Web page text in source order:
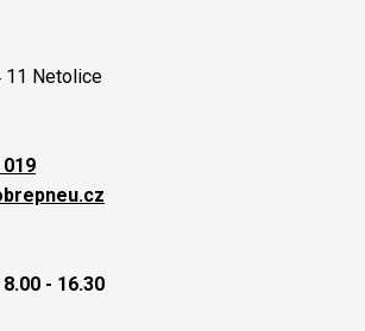
11 Netolice
- 16.30